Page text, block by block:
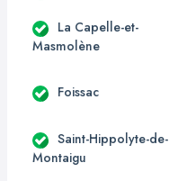
La Capelle-et-
Masmolène
Foissac
Saint-Hippolyte-de-
Montaigu